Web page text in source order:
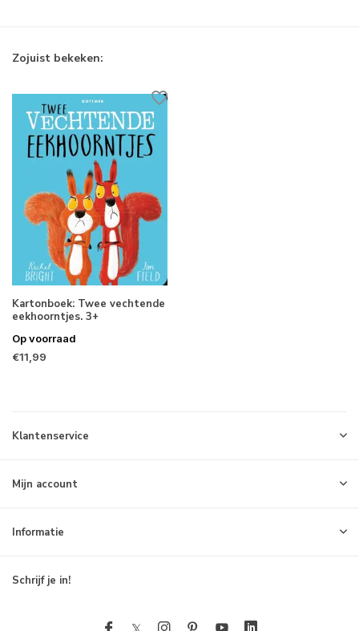
Zojuist bekeken:
Kartonboek: Twee vechtende
eekhoorntjes. 3+
Op voorraad
€11,99
Klantenservice
Mijn account
Informatie
Schrijf je in!